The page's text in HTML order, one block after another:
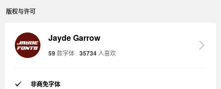
版权与许可
Jayde Garrow
59款字体 35734 人喜欢
非商免字体